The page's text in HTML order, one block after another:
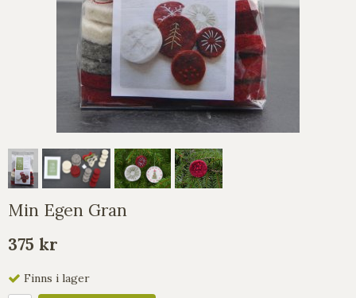
Min Egen Gran
375 kr
Finns i lager